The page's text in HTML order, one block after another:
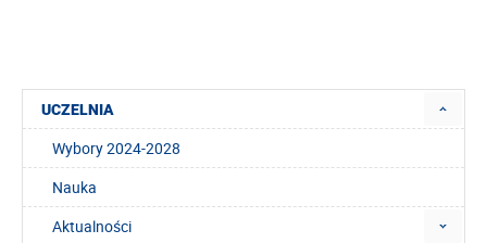
UCZELNIA
Wybory 2024-2028
Nauka
Aktualności